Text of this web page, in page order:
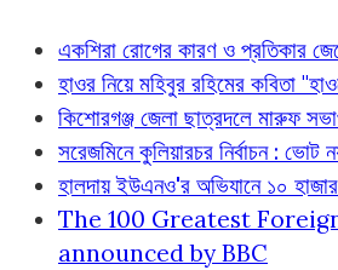
একশিরা রোগের কারণ ও প্রতিকার
হাওর নিয়ে মহিবুর রহিমের কবিতা
কিশোরগঞ্জ জেলা ছাত্রদলে মারুফ
সরেজমিনে কুলিয়ারচর নির্বাচন : ভোট
হালদায় ইউএনও'র অভিযানে ১০ হাজার
The 100 Greatest
announced by BBC